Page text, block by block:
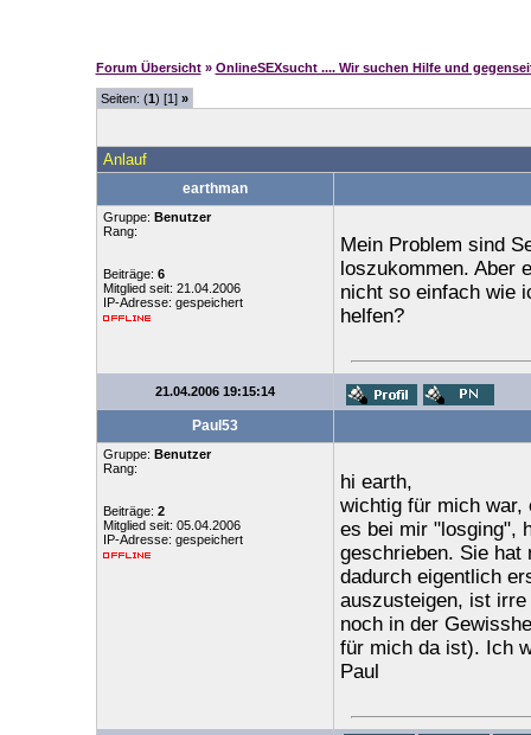
Forum Übersicht » OnlineSEXsucht .... Wir suchen Hilfe und
Seiten: (1) [1] »
Anlauf
earthman
Gruppe: Benutzer
Rang:
Beiträge: 6
Mitglied seit: 21.04.2006
IP-Adresse: gespeichert
Mein Problem sind
loszukommen. Aber
nicht so einfach wie
helfen?
21.04.2006 19:15:14
Paul53
Gruppe: Benutzer
Rang:
Beiträge: 2
Mitglied seit: 05.04.2006
IP-Adresse: gespeichert
hi earth,
wichtig für mich war,
es bei mir "losging",
geschrieben. Sie hat
dadurch eigentlich
auszusteigen, ist
noch in der
für mich da ist). Ich
Paul